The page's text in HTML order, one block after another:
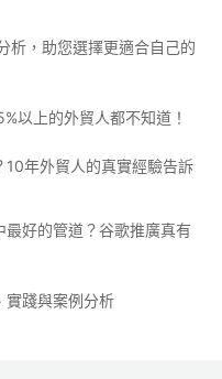
析，助您選擇更適合自己的
以上的外貿人都不知道！
10年外貿人的真實經驗告訴
好的管道？谷歌推廣真有
實踐與案例分析